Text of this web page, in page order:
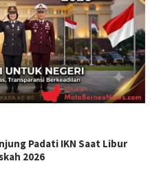
Padati IKN Saat Libur
2026